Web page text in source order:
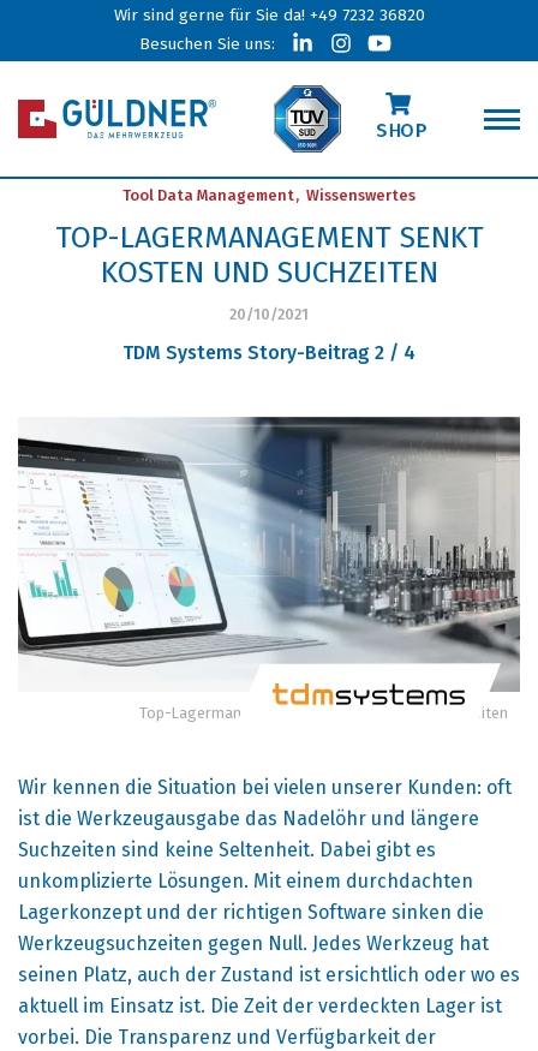
Wir sind gerne für Sie da! +49 7232 36820
Besuchen Sie uns:
SHOP
Tool Data Management Wissenswertes
TOP-LAGERMANAGEMENT SENKT
KOSTEN UND SUCHZEITEN
20/10/2021
TDM Systems Story-Beitrag 2 / 4
Top-Lagermanagement senkt Kosten und Suchzeiten
Wir kennen die Situation bei vielen unserer Kunden: oft
ist die Werkzeugausgabe das Nadelöhr und längere
Suchzeiten sind keine Seltenheit. Dabei gibt es
unkomplizierte Lösungen. Mit einem durchdachten
Lagerkonzept und der richtigen Software sinken die
Werkzeugsuchzeiten gegen Null. Jedes Werkzeug hat
seinen Platz, auch der Zustand ist ersichtlich oder wo es
aktuell im Einsatz ist. Die Zeit der verdeckten Lager ist
vorbei. Die Transparenz und Verfügbarkeit der